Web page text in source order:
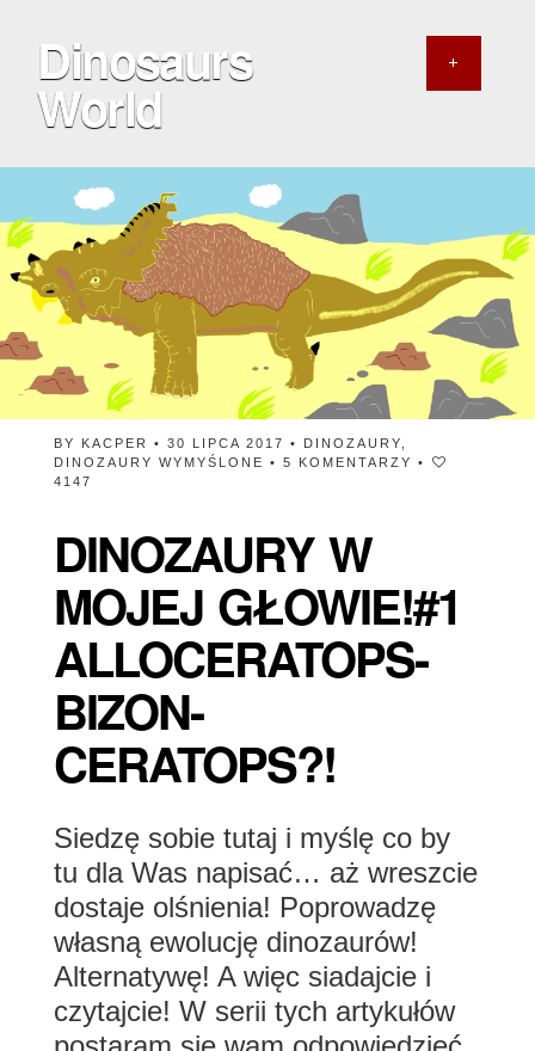
Dinosaurs
World
BY KACPER • 30 LIPCA 2017 • DINOZAURY
DINOZAURY WYMYŚLONE • 5 KOMENTARZY •
4147
DINOZAURY W
MOJEJ GŁOWIE!#1
ALLOCERATOPS-
BIZON-
CERATOPS?!
Siedzę sobie tutaj i myślę co by
tu dla Was napisać… aż wreszcie
dostaje olśnienia! Poprowadzę
własną ewolucję dinozaurów!
Alternatywę! A więc siadajcie i
czytajcie! W serii tych artykułów